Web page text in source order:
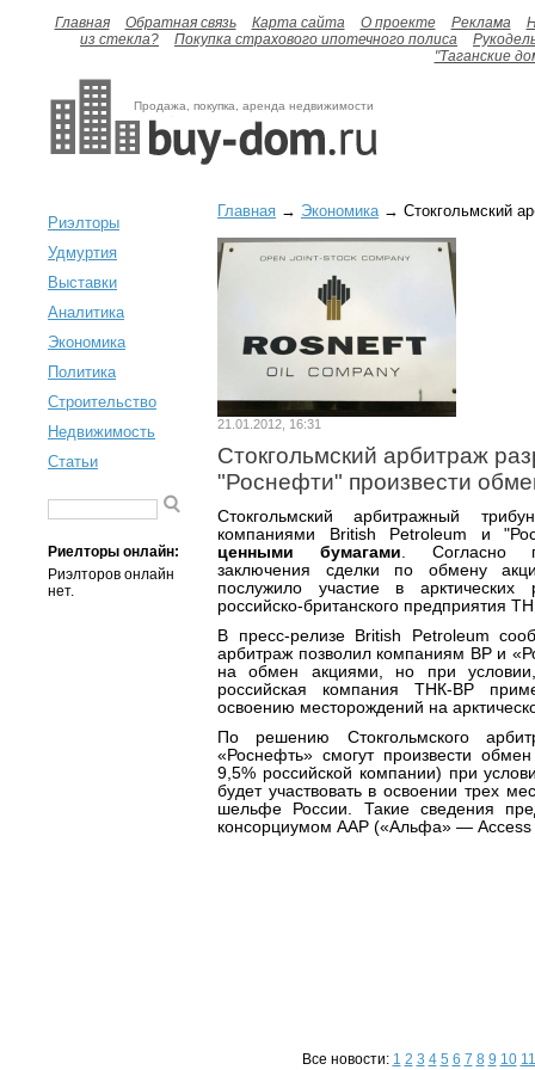
Главная Обратная связь Карта сайта О проекте Реклама
из стекла?
Покупка страхового ипотечного полиса
"Таганские
Продажа, покупка, аренда недвижимости
Риэлторы
Удмуртия
Выставки
Аналитика
Экономика
Политика
Строительство
Недвижимость
Статьи
Риелторы онлайн:
Риэлторов онлайн
нет.
Главная → Экономика→ Стокгольмский
21.01.2012, 16:31
Стокгольмский арбитраж
"Роснефти" произвести
Стокгольмский арбитражный
компаниями Вritish Рetroleum и
ценными бумагами. Согласно
заключения сделки по обмену
послужило участие в арктических
российско-британского предприятия
В пресс-релизе Вritish Рetroleum
арбитраж позволил компаниям ВР и
на обмен акциями, но при
российская компания ТНК-ВР
освоению месторождений на
По решению Стокгольмского
«Роснефть» смогут произвести
9,5% российской компании) при
будет участвовать в освоении трех
шельфе России. Такие сведения
консорциумом ААР («Альфа» —
Все новости: 1 2 3 4 5 6 7 8 9 10 11